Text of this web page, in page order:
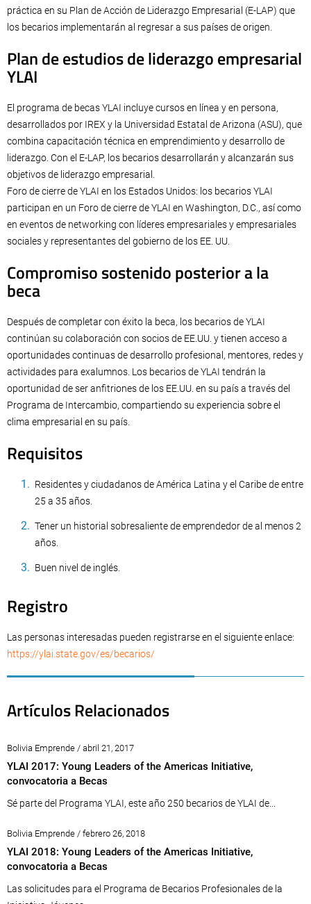
práctica en su Plan de Acción de Liderazgo Empresarial (E-LAP) que
los becarios implementarán al regresar a sus países de origen.
Plan de estudios de liderazgo empresarial
YLAI
El programa de becas YLAI incluye cursos en línea y en persona,
desarrollados por IREX y la Universidad Estatal de Arizona (ASU), que
combina capacitación técnica en emprendimiento y desarrollo de
liderazgo. Con el E-LAP, los becarios desarrollarán y alcanzarán sus
objetivos de liderazgo empresarial.
Foro de cierre de YLAI en los Estados Unidos: los becarios YLAI
participan en un Foro de cierre de YLAI en Washington, D.C., así como
en eventos de networking con líderes empresariales y empresariales
sociales y representantes del gobierno de los EE. UU.
Compromiso sostenido posterior a la
beca
Después de completar con éxito la beca, los becarios de YLAI
continúan su colaboración con socios de EE.UU. y tienen acceso a
oportunidades continuas de desarrollo profesional, mentores, redes y
actividades para exalumnos. Los becarios de YLAI tendrán la
oportunidad de ser anfitriones de los EE.UU. en su país a través del
Programa de Intercambio, compartiendo su experiencia sobre el
clima empresarial en su país.
Requisitos
Residentes y ciudadanos de América Latina y el Caribe de entre
25 a 35 años.
Tener un historial sobresaliente de emprendedor de al menos 2
años.
Buen nivel de inglés.
Registro
Las personas interesadas pueden registrarse en el siguiente enlace:
https://ylai.state.gov/es/becarios/
Artículos Relacionados
Bolivia Emprende / abril 21, 2017
YLAI 2017: Young Leaders of the Americas Initiative,
convocatoria a Becas
Sé parte del Programa YLAI, este año 250 becarios de YLAI de...
Bolivia Emprende / febrero 26, 2018
YLAI 2018: Young Leaders of the Americas Initiative,
convocatoria a Becas
Las solicitudes para el Programa de Becarios Profesionales de la